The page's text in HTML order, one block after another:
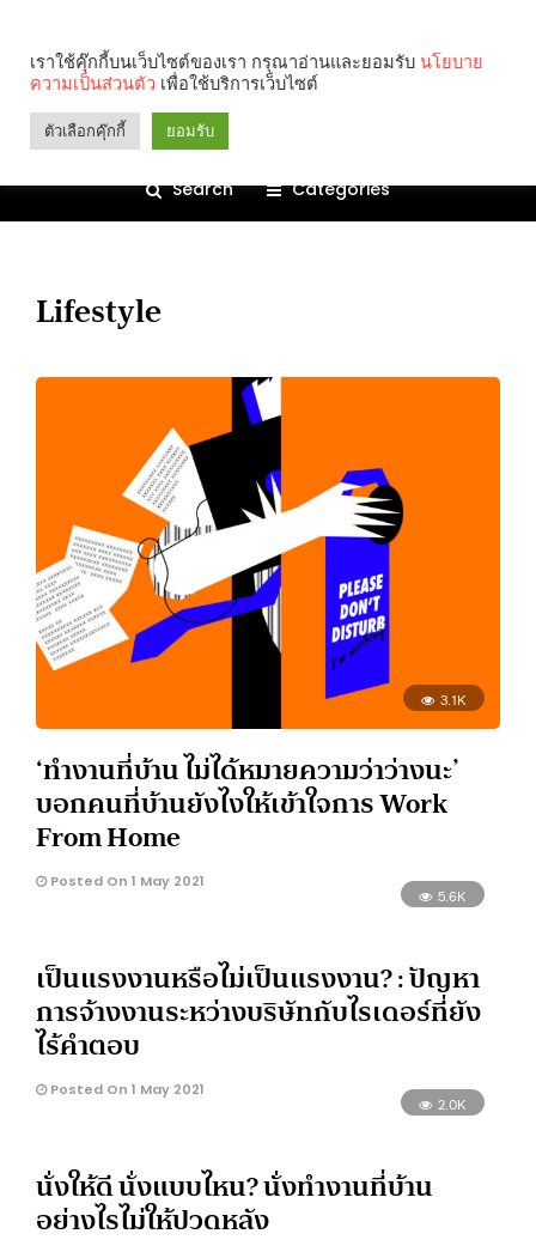
Search Categories
Lifestyle
3.1K
‘ทำงานที่บ้าน ไม่ได้หมายความว่าว่างนะ’
บอกคนที่บ้านยังไงให้เข้าใจการ Work
From Home
Posted On 1 May 2021
5.6K
เป็นแรงงานหรือไม่เป็นแรงงาน? : ปัญหา
การจ้างงานระหว่างบริษัทกับไรเดอร์ที่ยัง
ไร้คำตอบ
Posted On 1 May 2021
2.0K
นั่งให้ดี นั่งแบบไหน? นั่งทำงานที่บ้าน
อย่างไรไม่ให้ปวดหลัง
เราใช้คุ๊กกี้บนเว็บไซต์ของเรา กรุณาอ่านและยอมรับ นโยบาย
ความเป็นส่วนตัว เพื่อใช้บริการเว็บไซต์
ตัวเลือกคุ๊กกี้ ยอมรับ